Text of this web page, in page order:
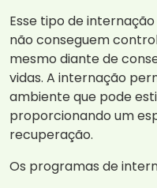
Esse tipo de
não conseguem
mesmo diante de
vidas. A internação
ambiente que pode
proporcionando um
recuperação.
Os programas de